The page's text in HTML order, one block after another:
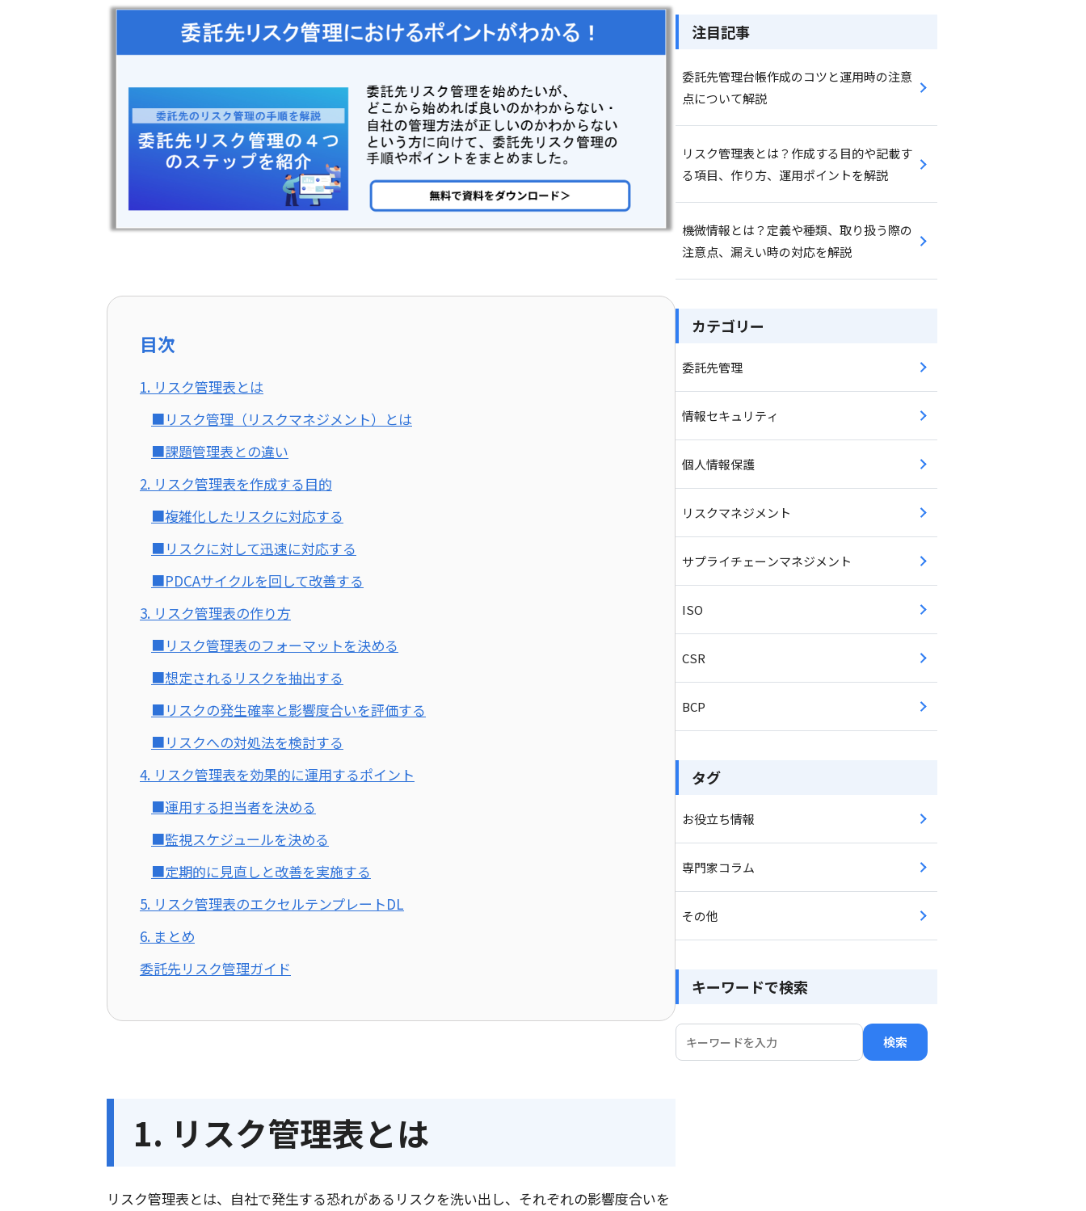
目次
1. リスク管理表とは
■リスク管理（リスクマネジメント）とは
■課題管理表との違い
2. リスク管理表を作成する目的
■複雑化したリスクに対応する
■リスクに対して迅速に対応する
■PDCAサイクルを回して改善する
3. リスク管理表の作り方
■リスク管理表のフォーマットを決める
■想定されるリスクを抽出する
■リスクの発生確率と影響度合いを評価する
■リスクへの対処法を検討する
4. リスク管理表を効果的に運用するポイント
■運用する担当者を決める
■監視スケジュールを決める
■定期的に見直しと改善を実施する
5. リスク管理表のエクセルテンプレートDL
6. まとめ
委託先リスク管理ガイド
1. リスク管理表とは
リスク管理表とは、自社で発生する恐れがあるリスクを洗い出し、それぞれの影響度合いを
注目記事
委託先管理台帳作成のコツと運用時の注意
点について解説
リスク管理表とは？作成する目的や記載す
る項目、作り方、運用ポイントを解説
機微情報とは？定義や種類、取り扱う際の
注意点、漏えい時の対応を解説
カテゴリー
委託先管理
情報セキュリティ
個人情報保護
リスクマネジメント
サプライチェーンマネジメント
ISO
CSR
BCP
タグ
お役立ち情報
専門家コラム
その他
キーワードで検索
検索